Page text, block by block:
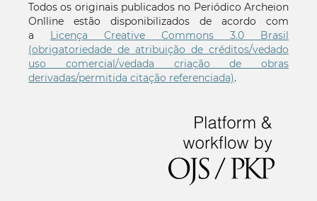
Todos os originais publicados no Periódico Archeion
Onlline estão disponibilizados de acordo com
a
Licença Creative Commons 3.0 Brasil
(obrigatoriedade de atribuição de créditos/vedado
uso comercial/vedada criação de obras
derivadas/permitida citação referenciada).